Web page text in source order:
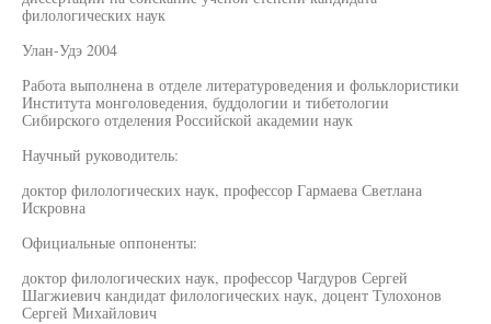
филологических наук
Улан-Удэ 2004
Работа выполнена в отделе литературоведения и фольклористики
Института монголоведения, буддологии и тибетологии
Сибирского отделения Российской академии наук
Научный руководитель:
доктор филологических наук, профессор Гармаева Светлана
Искровна
Официальные оппоненты:
доктор филологических наук, профессор Чагдуров Сергей
Шагжиевич кандидат филологических наук, доцент Тулохонов
Сергей Михайлович